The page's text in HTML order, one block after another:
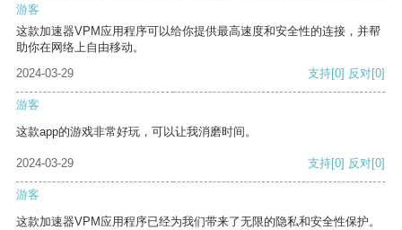
游客
这款加速器VPM应用程序可以给你提供最高速度和安全性的连接，并帮
助你在网络上自由移动。
2024-03-29
支持[0] 反对[0]
游客
这款app的游戏非常好玩，可以让我消磨时间。
2024-03-29 支持[0] 反对[0]
游客
这款加速器VPM应用程序已经为我们带来了无限的隐私和安全性保护。